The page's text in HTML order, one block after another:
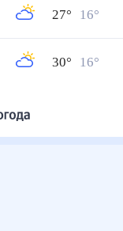
27° 16°
30° 16°